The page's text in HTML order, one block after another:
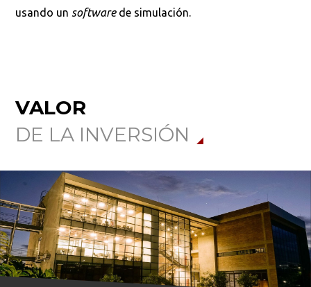
usando un softwarede simulación.
VALOR
DE LA INVERSIÓN